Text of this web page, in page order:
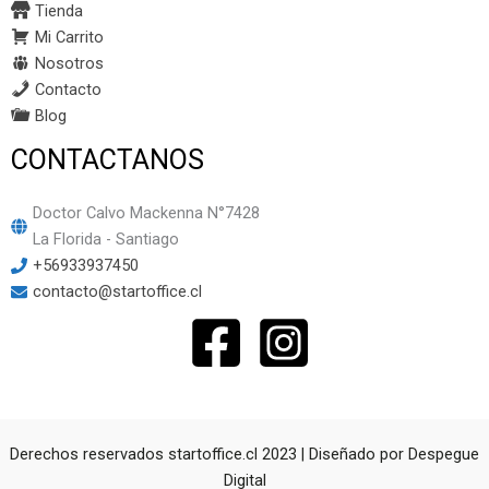
Tienda
Mi Carrito
Nosotros
Contacto
Blog
CONTACTANOS
Doctor Calvo Mackenna N°7428
La Florida - Santiago
+56933937450
contacto@startoffice.cl
Derechos reservados startoffice.cl 2023 | Diseñado por Despegue
Digital